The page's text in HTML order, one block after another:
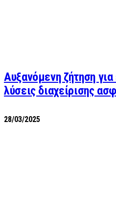
Αυξανόμενη ζήτηση
λύσεις διαχείρισης
28/03/2025